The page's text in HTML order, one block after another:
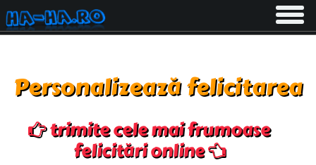
Toggle
Personalizează felicitarea
trimite cele mai frumoase
felicitări online